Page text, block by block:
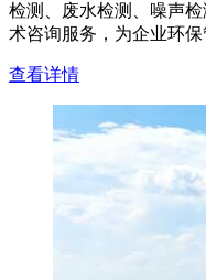
检测、废水检测、噪声
术咨询服务，为企业环保
查看详情